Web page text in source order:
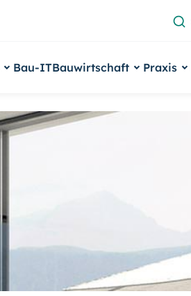
Bau-ITBauwirtschaft Praxis